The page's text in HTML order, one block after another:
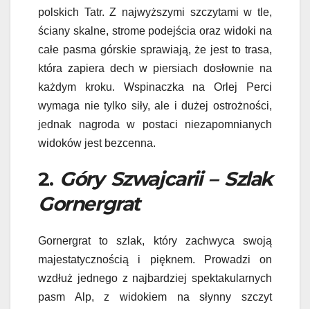
polskich Tatr. Z najwyższymi szczytami w tle,
ściany skalne, strome podejścia oraz widoki na
całe pasma górskie sprawiają, że jest to trasa,
która zapiera dech w piersiach dosłownie na
każdym kroku. Wspinaczka na Orlej Perci
wymaga nie tylko siły, ale i dużej ostrożności,
jednak nagroda w postaci niezapomnianych
widoków jest bezcenna.
2. Góry Szwajcarii – Szlak
Gornergrat
Gornergrat to szlak, który zachwyca swoją
majestatycznością i pięknem. Prowadzi on
wzdłuż jednego z najbardziej spektakularnych
pasm Alp, z widokiem na słynny szczyt